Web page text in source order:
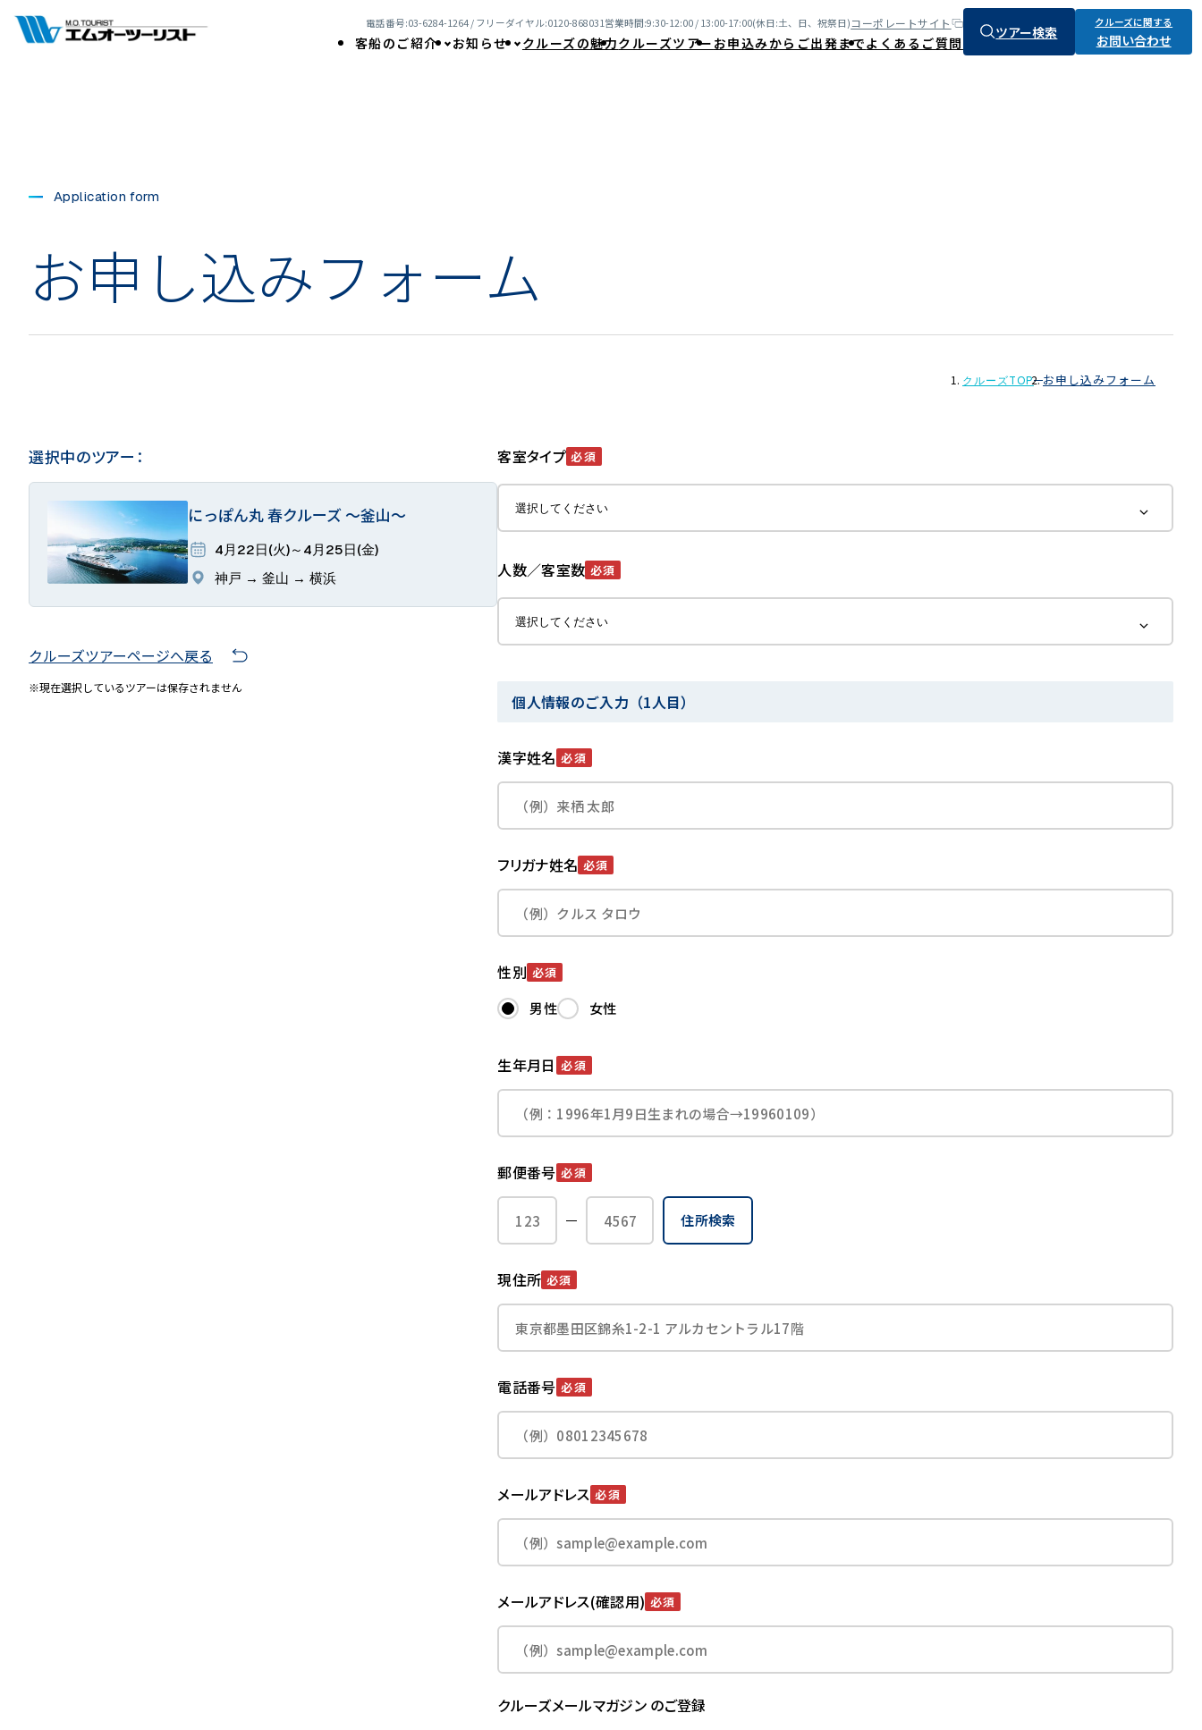
電話番号:03-6284-1264 / フリーダイヤル:0120-868031営業時間:9:30-12:00 / 13:00-17:00(休日:土、日、祝祭日)コーポレートサイト
客船のご紹介 お知らせ クルーズの魅力クルーズツアー お申込みからご出発までよくあるご質問
ツアー検索
クルーズに関する
お問い合わせ
Application form
お申し込みフォーム
クルーズTOP お申し込みフォーム
選択中のツアー：
にっぽん丸 春クルーズ ～釜山～
4月22日(火)～4月25日(金)
神戸 → 釜山 → 横浜
クルーズツアーページへ戻る
※現在選択しているツアーは保存されません
客室タイプ 必須
人数／客室数 必須
個人情報のご入力（1人目）
漢字姓名 必須
フリガナ姓名 必須
性別 必須
男性 女性
生年月日 必須
郵便番号 必須
住所検索
現住所 必須
電話番号 必須
メールアドレス 必須
メールアドレス(確認用) 必須
クルーズメールマガジン のご登録